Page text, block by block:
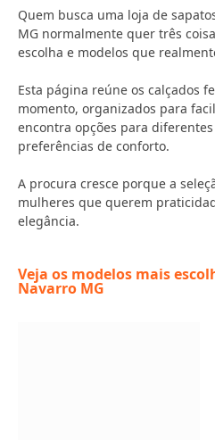
Quem busca uma loja de
MG normalmente quer três
escolha e modelos que
Esta página reúne os calçados
momento, organizados para
encontra opções para
preferências de conforto.
A procura cresce porque a
mulheres que querem
elegância.
Veja os modelos mais
Navarro MG